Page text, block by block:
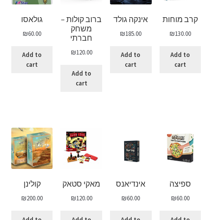
קרב מוחות
₪130.00
Add to
cart
אינקה גולד
₪185.00
Add to
cart
ברוב קולות –
משחק
חברתי
₪120.00
Add to
cart
גולאסו
₪60.00
Add to
cart
ספיצה
₪60.00
אינדיאנס
₪60.00
מאקי סטאק
₪120.00
קולינן
₪200.00